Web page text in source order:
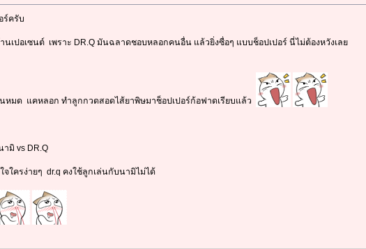
ร์ครับ
นเปอเซนต์ เพราะ DR.Q มันฉลาดชอบหลอกคนอื่น แล้วยิ่งซื่อๆ แบบช็อปเปอร์ นี่ไม่ต้องหวังเลย
นหมด แคหลอก ทำลูกกวดสอดไส้ยาพิษมาช็อปเปอร์ก้อฟาดเรียบแล้ว
ามิ vs DR.Q
จใครง่ายๆ dr.q คงใช้ลูกเล่นกับนามิไม่ได้